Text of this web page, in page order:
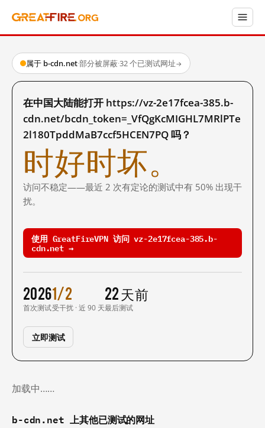
属于 b-cdn.net·部分被屏蔽·32 个已测试网址→
在中国大陆能打开 https://vz-2e17fcea-385.b-
cdn.net/bcdn_token=_VfQgKcMIGHL7MRlPTe
2l180TpddMaB7ccf5HCEN7PQ 吗？
时好时坏。
访问不稳定——最近 2 次有定论的测试中有 50% 出现干
扰。
使用 GreatFireVPN 访问 vz-2e17fcea-385.b-
cdn.net →
2026
首次测试
1/2
受干扰 · 近 90 天
22 天前
最后测试
立即测试
加载中……
b-cdn.net 上其他已测试的网址